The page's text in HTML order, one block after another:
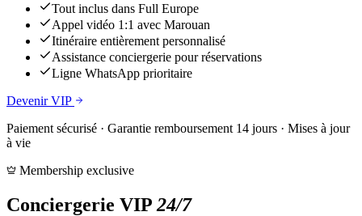
Tout inclus dans Full Europe
Appel vidéo 1:1 avec Marouan
Itinéraire entièrement personnalisé
Assistance conciergerie pour réservations
Ligne WhatsApp prioritaire
Devenir VIP
Paiement sécurisé · Garantie remboursement 14 jours · Mises à jour
à vie
Membership exclusive
Conciergerie VIP 24/7